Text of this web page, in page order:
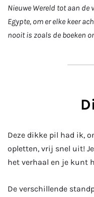
Nieuwe Wereld tot aan
Egypte, om er elke keer
nooit is zoals de boeken
Deze dikke pil had ik,
opletten, vrij snel uit!
het verhaal en je kunt
De verschillende